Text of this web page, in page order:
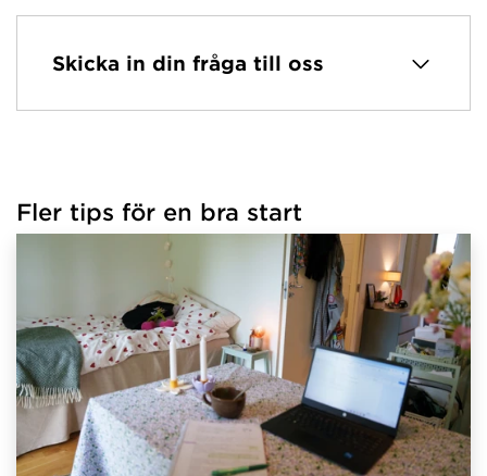
Skicka in din fråga till oss
Fler tips för en bra start